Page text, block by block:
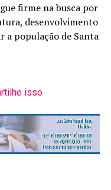
firme na busca por
desenvolvimento
a população de Santa
isso